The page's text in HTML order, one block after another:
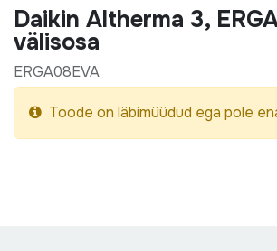
Daikin Altherma 3,
välisosa
ERGA08EVA
Toode on läbimüüdud ega pole